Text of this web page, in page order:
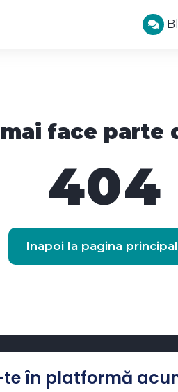
face
404
Inapoi la pagina
te în platformă